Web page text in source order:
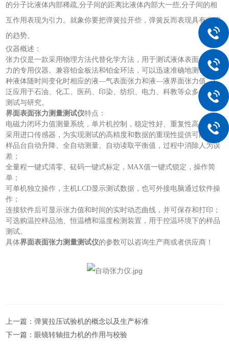
的分子比液体内部稀疏,分子间的距离比液体内部大一些,分子间的相
互作用表现为引力。就象你要把弹簧拉开些，弹簧反而表现具有收缩
的趋势。
仪器概述：
张力仪是一款采用物理方法代替化学方法，用于测试液体表面/界面张
力的专用仪器。兼容铂金板法和铂金环法，可以迅速准确地测试出各
种液体随时间变化时相应的液—气表面张力和液—液界面张力值。广
泛应用于石油、化工、医药、印染、纺织、电力、科教等众多领域的
测试与研究。
界面表面张力测量测试仪特点：
电磁力闭环力值测量系统，单片机控制，稳定性好、重复性高；
采用进口传感器， 为实现测试的高精度和数据的重现性提供可能；
样品台自动升降、全自动测量、自动读取平衡值，过程中消除人为误
差；
全量程一键式清零、砝码一键式标定，MAX值一键式锁定，操作简
单；
可单机独立操作，主机LCD显示测试数据，也可外接电脑通过软件操
作 ；
连接软件后可显示张力值和时间的实时动态曲线，并可保存和打印；
可选购温控样品池、恒温槽和温度检测装置，用于控温环境下的样品
测试。
具体界面表面张力测量测试仪的参数可以咨询生产商或者供应商！
上一篇：弹簧拉压试验机的概念以及生产标准
下一篇： 眼镜转轴扭力机的作用与校验